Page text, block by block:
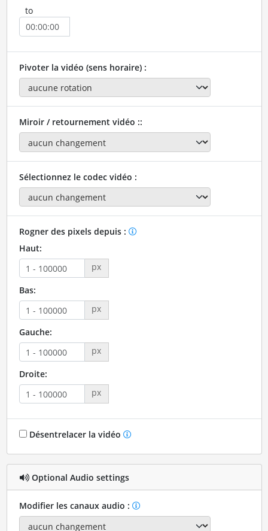
to
Pivoter la vidéo (sens horaire) :
Miroir / retournement vidéo ::
Sélectionnez le codec vidéo :
Rogner des pixels depuis :
Haut:
px
Bas:
px
Gauche:
px
Droite:
px
Désentrelacer la vidéo
Optional Audio settings
Modifier les canaux audio :